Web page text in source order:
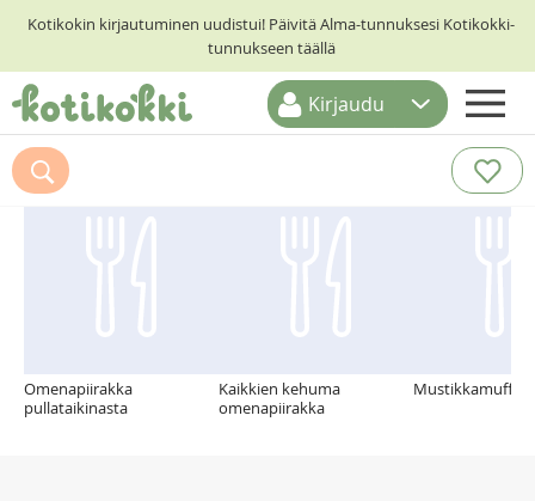
Kotikokin kirjautuminen uudistui! Päivitä Alma-tunnuksesi Kotikokki-
tunnukseen täällä
ETUSIVU
RESEPTIHAKU
Kirjaudu
Suosittelemme myös
Omenapiirakka
pullataikinasta
Kaikkien kehuma
omenapiirakka
Mustikkamuffinit